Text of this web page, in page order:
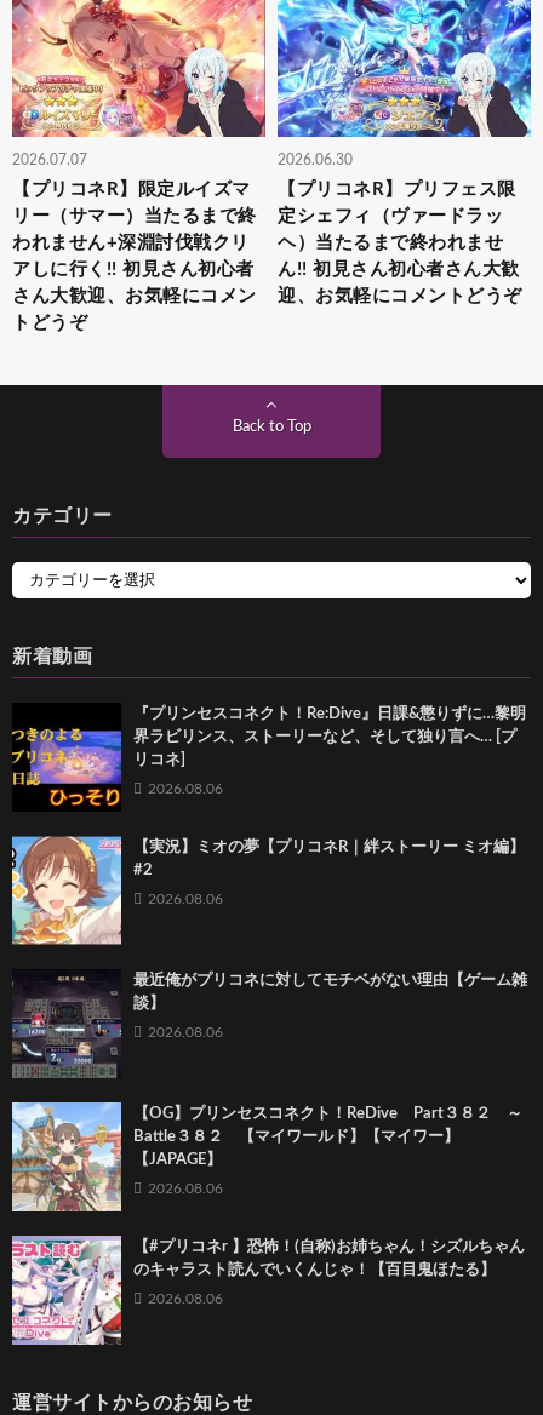
2026.07.07
【プリコネR】限定ルイズマ
リー（サマー）当たるまで終
われません+深淵討伐戦クリ
アしに行く!! 初見さん初心者
さん大歓迎、お気軽にコメン
トどうぞ
2026.06.30
【プリコネR】プリフェス限
定シェフィ（ヴァードラッ
ヘ）当たるまで終われませ
ん!! 初見さん初心者さん大歓
迎、お気軽にコメントどうぞ
Back to Top
カテゴリー
新着動画
『プリンセスコネクト！Re:Dive』日課&懲りずに…黎明
界ラビリンス、ストーリーなど、そして独り言へ… [プ
リコネ]
2026.08.06
【実況】ミオの夢【プリコネR｜絆ストーリー ミオ編】
#2
2026.08.06
最近俺がプリコネに対してモチベがない理由【ゲーム雑
談】
2026.08.06
【OG】プリンセスコネクト！ReDive Part３８２ ～
Battle３８２ 【マイワールド】【マイワー】
【JAPAGE】
2026.08.06
【#プリコネr 】恐怖！(自称)お姉ちゃん！シズルちゃん
のキャラスト読んでいくんじゃ！【百目鬼ほたる】
2026.08.06
運営サイトからのお知らせ